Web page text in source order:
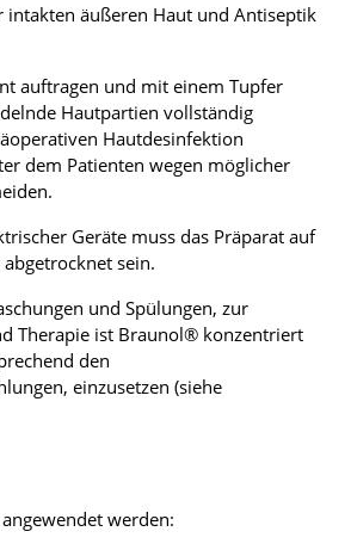
intakten äußeren Haut und Antiseptik
auftragen und mit einem Tupfer
Hautpartien vollständig
Hautdesinfektion
dem Patienten wegen möglicher
Geräte muss das Präparat auf
sein.
und Spülungen, zur
Therapie ist Braunol® konzentriert
den
einzusetzen (siehe
werden: